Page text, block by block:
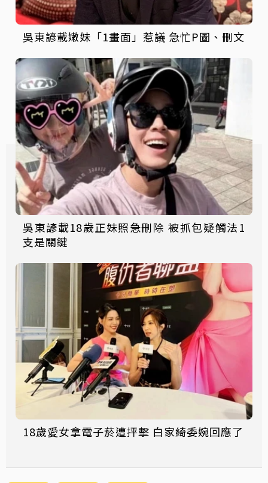
吳東諺載嫩妹「1畫面」惹議 急忙P圖、刪文
吳東諺載18歲正妹照急刪除 被抓包疑觸法1
支是關鍵
18歲愛女拿電子菸遭抨擊 白家綺委婉回應了